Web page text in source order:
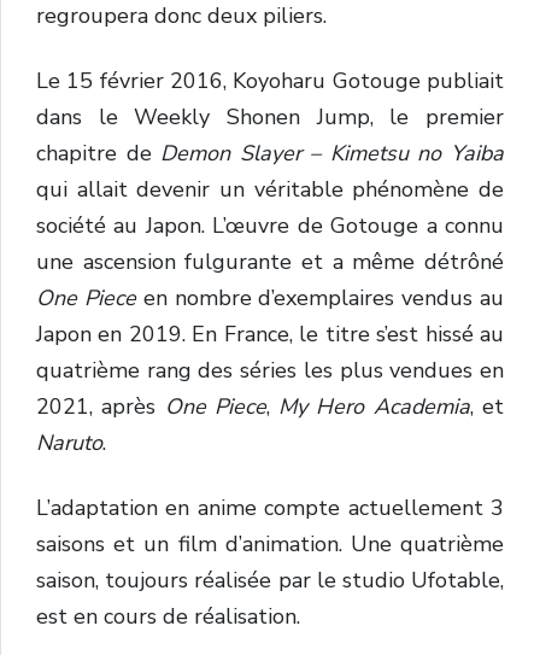
regroupera donc deux piliers.
Le 15 février 2016, Koyoharu Gotouge publiait
dans le Weekly Shonen Jump, le premier
chapitre de Demon Slayer – Kimetsu no Yaiba
qui allait devenir un véritable phénomène de
société au Japon. L’œuvre de Gotouge a connu
une ascension fulgurante et a même détrôné
One Pieceen nombre d’exemplaires vendus au
Japon en 2019. En France, le titre s’est hissé au
quatrième rang des séries les plus vendues en
2021, après One Piece, My Hero Academia, et
Naruto.
L’adaptation en anime compte actuellement 3
saisons et un film d’animation. Une quatrième
saison, toujours réalisée par le studio Ufotable,
est en cours de réalisation.